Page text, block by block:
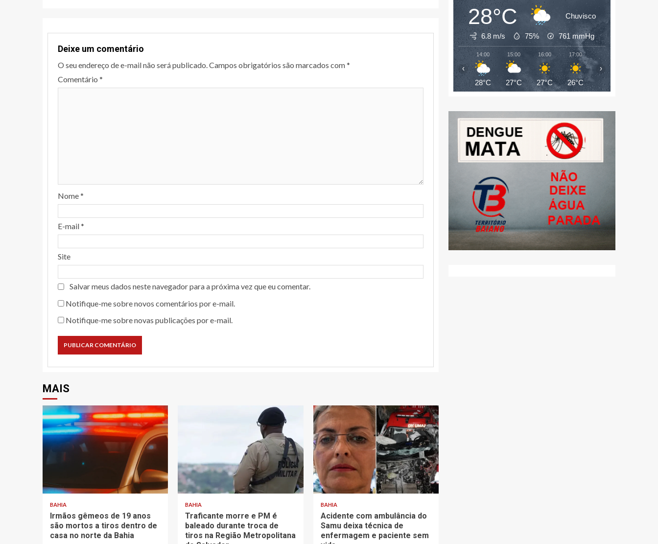
Deixe um comentário
O seu endereço de e-mail não será publicado.Campos obrigatórios são marcados com*
Comentário *
Nome*
E-mail*
Site
Salvar meus dados neste navegador para a próxima vez que eu comentar.
Notifique-me sobre novos comentários por e-mail.
Notifique-me sobre novas publicações por e-mail.
MAIS
BAHIA
Irmãos gêmeos de 19 anos
são mortos a tiros dentro de
casa no norte da Bahia
BAHIA
Traficante morre e PM é
baleado durante troca de
tiros na Região Metropolitana
BAHIA
Acidente com ambulância do
Samu deixa técnica de
enfermagem e paciente sem
28°C Chuvisco
6.8 m/s 75% 761mmHg
14:00
28°C
15:00
27°C
16:00
27°C
17:00
26°C
18:00
26°C
‹ ›